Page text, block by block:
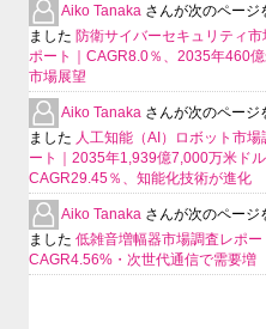
Aiko Tanaka さんが次のページ
ました 防衛サイバーセキュリティ
ポート｜CAGR8.0％、2035年460
市場展望
Aiko Tanaka さんが次のページ
ました 人工知能（AI）ロボット市場
ート｜2035年1,939億7,000万米ド
CAGR29.45％、知能化技術が進化
Aiko Tanaka さんが次のページ
ました 低雑音増幅器市場調査レポー
CAGR4.56%・次世代通信で需要増